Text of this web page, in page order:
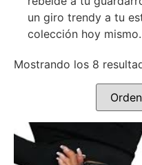
un giro trendy a tu
colección hoy mismo.
Mostrando los 8